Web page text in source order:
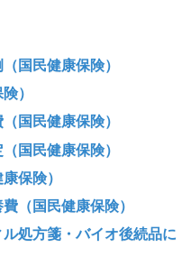
国民健康保険）
）
国民健康保険）
国民健康保険）
保険）
（国民健康保険）
処方箋・バイオ後続品に